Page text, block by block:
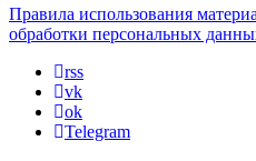
Правила использования
обработки персональных
rss
vk
ok
Telegram